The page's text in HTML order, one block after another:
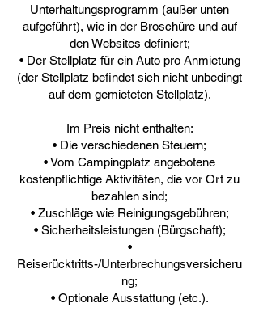
Unterhaltungsprogramm (außer unten
aufgeführt), wie in der Broschüre und auf
den Websites definiert;
• Der Stellplatz für ein Auto pro Anmietung
(der Stellplatz befindet sich nicht unbedingt
auf dem gemieteten Stellplatz).
Im Preis nicht enthalten:
• Die verschiedenen Steuern;
• Vom Campingplatz angebotene
kostenpflichtige Aktivitäten, die vor Ort zu
bezahlen sind;
• Zuschläge wie Reinigungsgebühren;
• Sicherheitsleistungen (Bürgschaft);
•
Reiserücktritts-/Unterbrechungsversicheru
ng;
• Optionale Ausstattung (etc.).